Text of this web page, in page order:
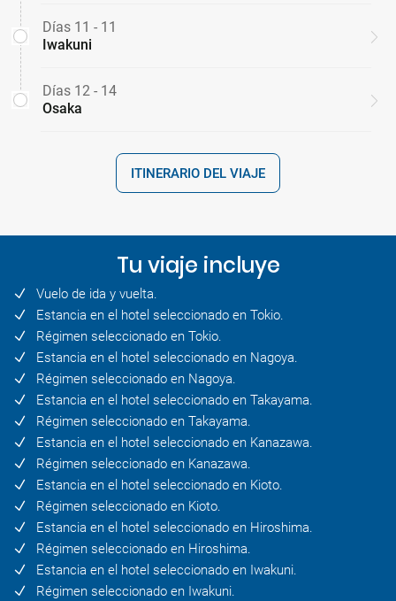
Días 11 - 11
Iwakuni
Días 12 - 14
Osaka
ITINERARIO DEL VIAJE
Tu viaje incluye
Vuelo de ida y vuelta.
Estancia en el hotel seleccionado en Tokio.
Régimen seleccionado en Tokio.
Estancia en el hotel seleccionado en Nagoya.
Régimen seleccionado en Nagoya.
Estancia en el hotel seleccionado en Takayama.
Régimen seleccionado en Takayama.
Estancia en el hotel seleccionado en Kanazawa.
Régimen seleccionado en Kanazawa.
Estancia en el hotel seleccionado en Kioto.
Régimen seleccionado en Kioto.
Estancia en el hotel seleccionado en Hiroshima.
Régimen seleccionado en Hiroshima.
Estancia en el hotel seleccionado en Iwakuni.
Régimen seleccionado en Iwakuni.